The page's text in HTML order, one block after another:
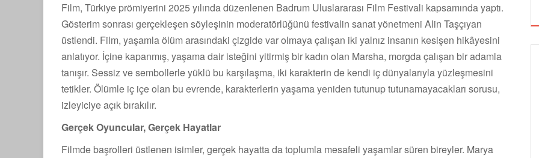
Film, Türkiye prömiyerini 2025 yılında düzenlenen Badrum Uluslararası Film Festivali kapsamında yaptı.
Gösterim sonrası gerçekleşen söyleşinin moderatörlüğünü festivalin sanat yönetmeni Alin Taşçıyan
üstlendi. Film, yaşamla ölüm arasındaki çizgide var olmaya çalışan iki yalnız insanın kesişen hikâyesini
anlatıyor. İçine kapanmış, yaşama dair isteğini yitirmiş bir kadın olan Marsha, morgda çalışan bir adamla
tanışır. Sessiz ve sembollerle yüklü bu karşılaşma, iki karakterin de kendi iç dünyalarıyla yüzleşmesini
tetikler. Ölümle iç içe olan bu evrende, karakterlerin yaşama yeniden tutunup tutunamayacakları sorusu,
izleyiciye açık bırakılır.
Gerçek Oyuncular, Gerçek Hayatlar
Filmde başrolleri üstlenen isimler, gerçek hayatta da toplumla mesafeli yaşamlar süren bireyler. Marya
SİNEMA